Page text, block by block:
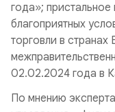
года»;
благоприятных
торговли в
02.02.2024 года в
По мнению